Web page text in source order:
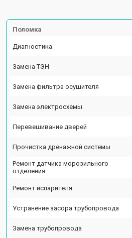
Поломка
Диагностика
Замена ТЭН
Замена фильтра осушителя
Замена электросхемы
Перевешивание дверей
Прочистка дренажной системы
Ремонт датчика морозильного
отделения
Ремонт испарителя
Устранение засора трубопровода
Замена трубопровода